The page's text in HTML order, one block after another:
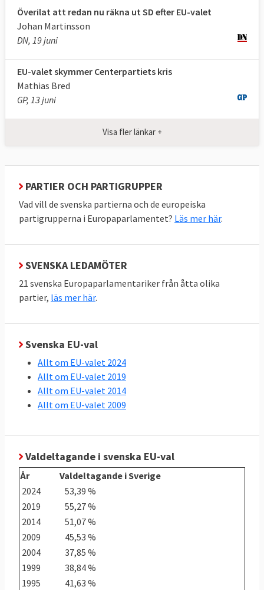
Överilat att redan nu räkna ut SD efter EU-valet
Johan Martinsson
DN, 19 juni
EU-valet skymmer Centerpartiets kris
Mathias Bred
GP, 13 juni
Visa fler länkar +
PARTIER OCH PARTIGRUPPER
Vad vill de svenska partierna och de europeiska
partigrupperna i Europaparlamentet? Läs mer här.
SVENSKA LEDAMÖTER
21 svenska Europaparlamentariker från åtta olika
partier, läs mer här.
Svenska EU-val
Allt om EU-valet 2024
Allt om EU-valet 2019
Allt om EU-valet 2014
Allt om EU-valet 2009
Valdeltagande i svenska EU-val
År
Valdeltagande i Sverige
2024
53,39 %
2019
55,27 %
2014
51,07 %
2009
45,53 %
2004
37,85 %
1999
38,84 %
1995
41,63 %